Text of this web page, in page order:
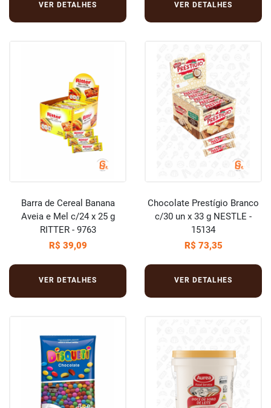
VER DETALHES VER DETALHES
Barra de Cereal Banana
Aveia e Mel c/24 x 25 g
RITTER - 9763
R$ 39,09
VER DETALHES
Chocolate Prestígio Branco
c/30 un x 33 g NESTLE -
15134
R$ 73,35
VER DETALHES